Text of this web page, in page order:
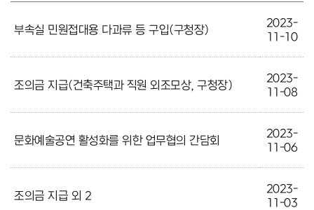
부속실 민원접대용 다과류 등 구입(구청장)
2023-
11-10
조의금 지급(건축주택과 직원 외조모상, 구청장)
2023-
11-08
문화예술공연 활성화를 위한 업무협의 간담회
2023-
11-06
조의금 지급 외 2
2023-
11-03